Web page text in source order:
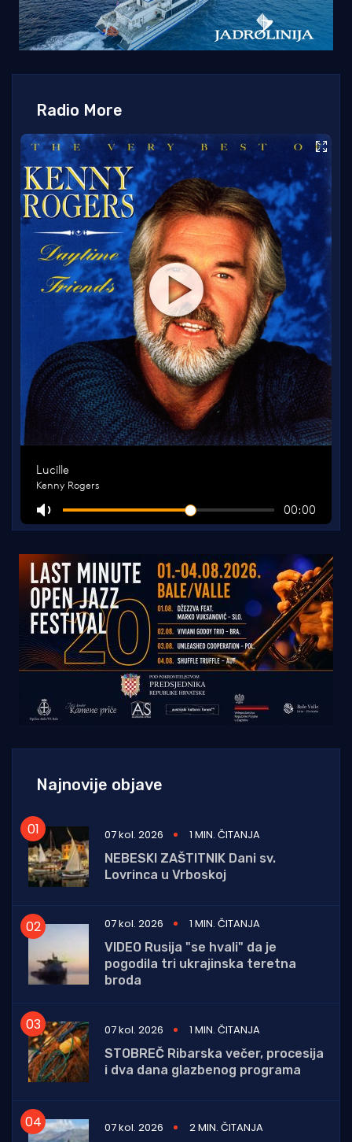
Radio More
Najnovije objave
07 kol. 2026
1 MIN. ČITANJA
NEBESKI ZAŠTITNIK Dani sv.
Lovrinca u Vrboskoj
07 kol. 2026
1 MIN. ČITANJA
VIDEO Rusija "se hvali" da je
pogodila tri ukrajinska teretna
broda
07 kol. 2026
1 MIN. ČITANJA
STOBREČ Ribarska večer, procesija
i dva dana glazbenog programa
07 kol. 2026
2 MIN. ČITANJA